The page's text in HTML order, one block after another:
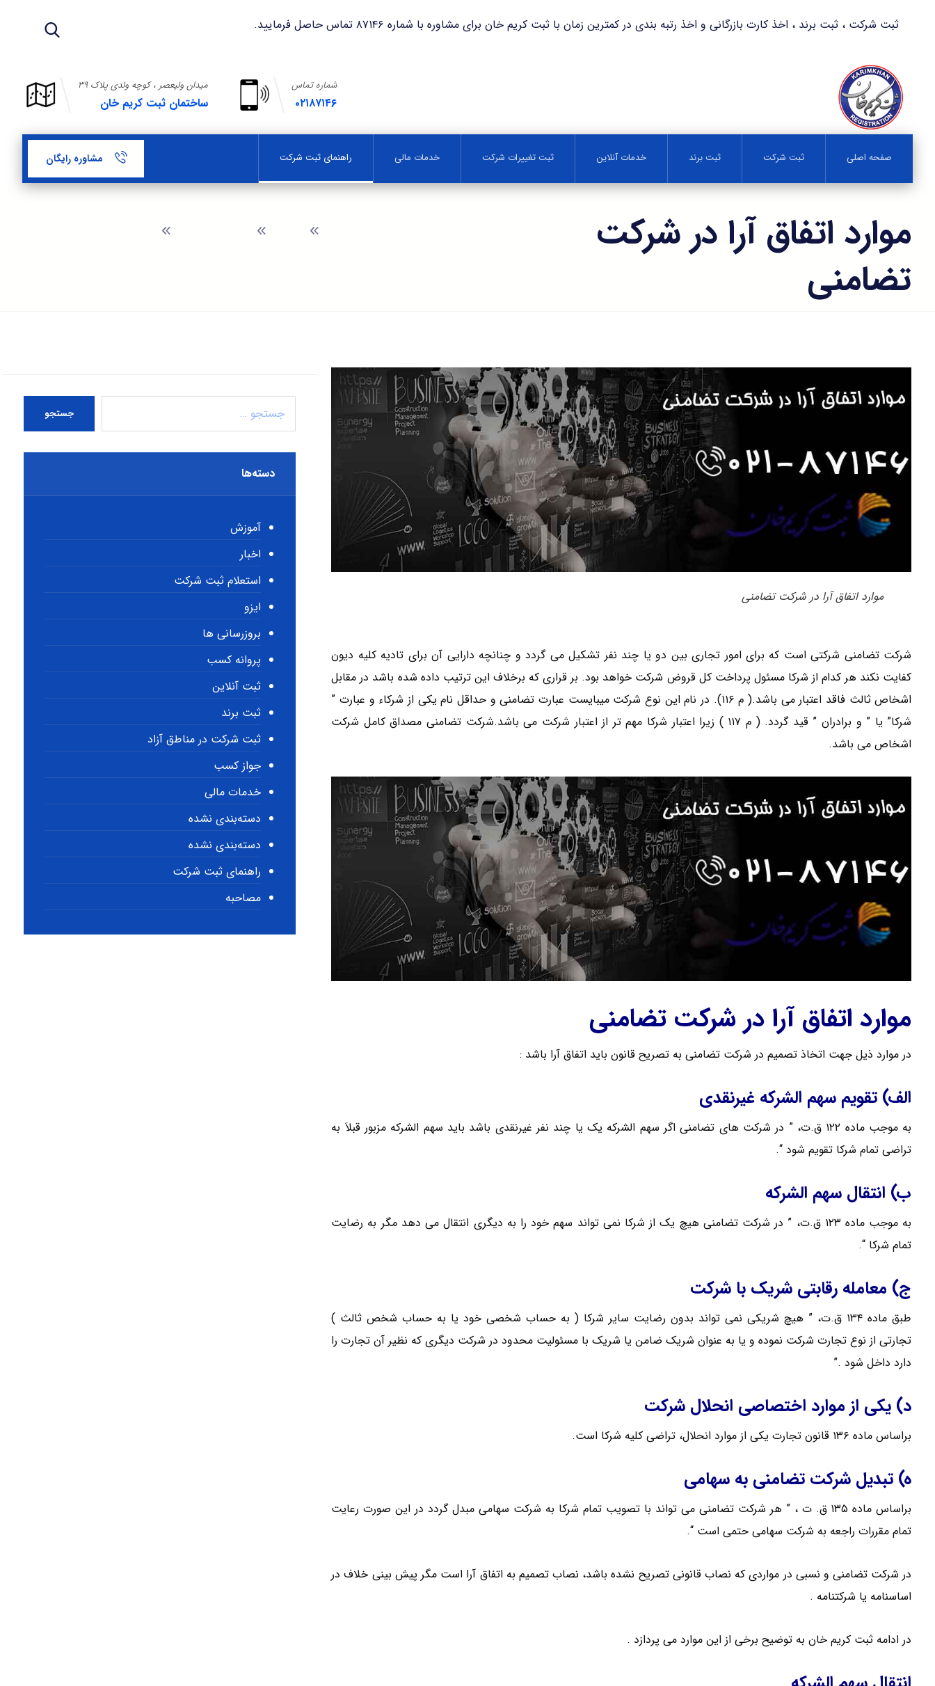
ثبت شرکت ، ثبت برند ، اخذ کارت بازرگانی و اخذ رتبه بندی در کمترین زمان با ثبت کریم خان برای مشاوره با شماره ۸۷۱۴۶ تماس حاصل فرمایید.
میدان ولیعصر ، کوچه ولدی پلاک ۳۹
ساختمان ثبت کریم خان
شماره تماس
۰۲۱۸۷۱۴۶
صفحه اصلی ثبت شرکت ثبت برند خدمات آنلاین ثبت تغییرات شرکت خدمات مالی راهنمای ثبت شرکت مشاوره رایگان
موارد اتفاق آرا در شرکت
تضامنی
موارد اتفاق آرا در شرکت تضامنی
شرکت تضامنی شرکتی است که برای امور تجاری بین دو یا چند نفر تشکیل می گردد و چنانچه دارایی آن برای تادیه کلیه دیون
کفایت نکند هر کدام از شرکا مسئول پرداخت کل قروض شرکت خواهد بود. بر قراری که برخلاف این ترتیب داده شده باشد در مقابل
اشخاص ثالث فاقد اعتبار می باشد.( م ۱۱۶). در نام این نوع شرکت میبایست عبارت تضامنی و حداقل نام یکی از شرکاء و عبارت ”
شرکا” یا ” و برادران ” قید گردد. ( م ۱۱۷ ) زیرا اعتبار شرکا مهم تر از اعتبار شرکت می باشد.شرکت تضامنی مصداق کامل شرکت
اشخاص می باشد.
موارد اتفاق آرا در شرکت تضامنی
در موارد ذیل جهت اتخاذ تصمیم در شرکت تضامنی به تصریح قانون باید اتفاق آرا باشد :
الف) تقویم سهم الشرکه غیرنقدی
به موجب ماده ۱۲۲ ق.ت، ” در شرکت های تضامنی اگر سهم الشرکه یک یا چند نفر غیرنقدی باشد باید سهم الشرکه مزبور قبلاَ به
تراضی تمام شرکا تقویم شود “.
ب) انتقال سهم الشرکه
به موجب ماده ۱۲۳ ق.ت، ” در شرکت تضامنی هیچ یک از شرکا نمی تواند سهم خود را به دیگری انتقال می دهد مگر به رضایت
تمام شرکا “.
ج) معامله رقابتی شریک با شرکت
طبق ماده ۱۳۴ ق.ت، ” هیچ شریکی نمی تواند بدون رضایت سایر شرکا ( به حساب شخصی خود یا به حساب شخص ثالث )
تجارتی از نوع تجارت شرکت نموده و یا به عنوان شریک ضامن یا شریک با مسئولیت محدود در شرکت دیگری که نظیر آن تجارت را
دارد داخل شود .”
د) یکی از موارد اختصاصی انحلال شرکت
براساس ماده ۱۳۶ قانون تجارت یکی از موارد انحلال، تراضی کلیه شرکا است.
ه) تبدیل شرکت تضامنی به سهامی
براساس ماده ۱۳۵ ق. ت ، ” هر شرکت تضامنی می تواند با تصویب تمام شرکا به شرکت سهامی مبدل گردد در این صورت رعایت
تمام مقررات راجعه به شرکت سهامی حتمی است “.
در شرکت تضامنی و نسبی در مواردی که نصاب قانونی تصریح نشده باشد، نصاب تصمیم به اتفاق آرا است مگر پیش بینی خلاف در
اساسنامه یا شرکتنامه .
در ادامه ثبت کریم خان به توضیح برخی از این موارد می پردازد .
جستجو
دسته‌ها
آموزش
اخبار
استعلام ثبت شرکت
ایزو
بروزرسانی ها
پروانه کسب
ثبت آنلاین
ثبت برند
ثبت شرکت در مناطق آزاد
جواز کسب
خدمات مالی
دسته‌بندی نشده
دسته‌بندی نشده
راهنمای ثبت شرکت
مصاحبه